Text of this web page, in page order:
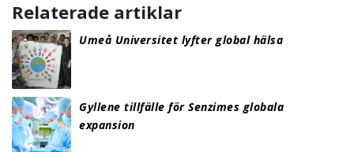
Relaterade artiklar
Umeå Universitet lyfter global hälsa
Gyllene tillfälle för Senzimes globala
expansion